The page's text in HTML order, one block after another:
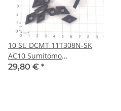
10 St. DCMT 11T308N-SK
AC10 Sumitomo
Wendeplatten Inserts NOS
29,80 € *